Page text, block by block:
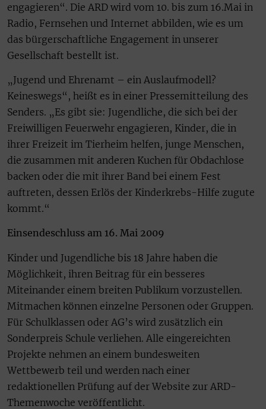
engagieren“. Die ARD wird vom 10. bis zum 16.Mai in
Radio, Fernsehen und Internet abbilden, wie es um
das bürgerschaftliche Engagement in unserer
Gesellschaft bestellt ist.
„Jugend und Ehrenamt – ein Auslaufmodell?
Keineswegs“, heißt es in einer Pressemitteilung des
Senders. „Es gibt sie: Jugendliche, die sich bei der
Freiwilligen Feuerwehr engagieren, Kinder, die in
ihrer Freizeit im Tierheim helfen, junge Menschen,
die zusammen mit anderen Kuchen für Obdachlose
backen oder die mit ihrer Band bei einem Fest
auftreten, dessen Erlös der Kinderkrebs-Hilfe zugute
kommt.“
Einsendeschluss am 16. Mai 2009
Kinder und Jugendliche bis 18 Jahre haben die
Möglichkeit, ihren Beitrag für ein besseres
Miteinander einem breiten Publikum vorzustellen.
Mitmachen können einzelne Personen oder Gruppen.
Für Schulklassen oder AG’s wird zusätzlich ein
Sonderpreis Schule verliehen. Alle eingereichten
Projekte nehmen an einem bundesweiten
Wettbewerb teil und werden nach einer
redaktionellen Prüfung auf der Website zur ARD-
Themenwoche veröffentlicht.